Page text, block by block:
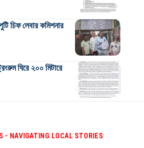
চিফ লেবার কমিশনার
ঘিরে ২০০ মিটারে
- NAVIGATING LOCAL STORIES